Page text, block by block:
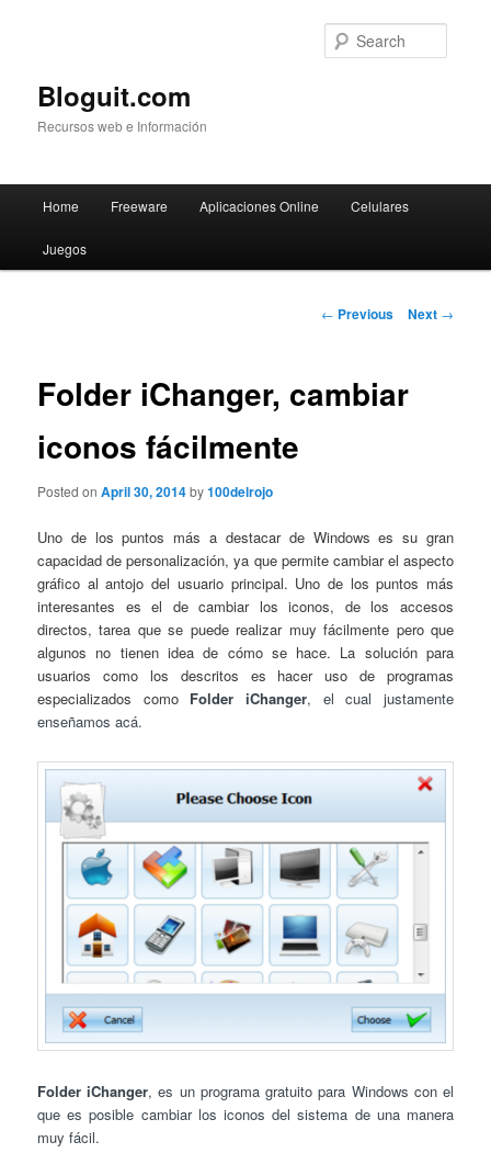
Bloguit.com
Recursos web e Información
Skip
to
Home Freeware Aplicaciones Online Celulares
Juegos
Post
← Previous Next →
Folder iChanger, cambiar
iconos fácilmente
Posted onApril 30, 2014by100delrojo
Uno de los puntos más a destacar de Windows es su gran
capacidad de personalización, ya que permite cambiar el aspecto
gráfico al antojo del usuario principal. Uno de los puntos más
interesantes es el de cambiar los iconos, de los accesos
directos, tarea que se puede realizar muy fácilmente pero que
algunos no tienen idea de cómo se hace. La solución para
usuarios como los descritos es hacer uso de programas
especializados como Folder iChanger, el cual justamente
enseñamos acá.
Folder iChanger, es un programa gratuito para Windows con el
que es posible cambiar los iconos del sistema de una manera
muy fácil.